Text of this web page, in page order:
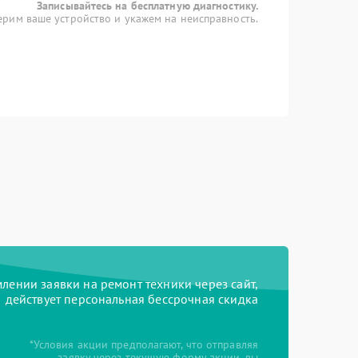
Записывайтесь на бесплатную диагностику.
ваше устройство и укажем на неисправность.
заявки на ремонт техники через сайт,
действует персональная бессрочная скидка
*Условия акции предполагают, что отправляя